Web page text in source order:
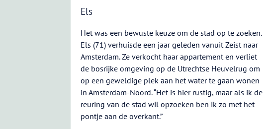
Els
Het was een bewuste keuze om de stad op te zoeken.
Els (71) verhuisde een jaar geleden vanuit Zeist naar
Amsterdam. Ze verkocht haar appartement en verliet
de bosrijke omgeving op de Utrechtse Heuvelrug om
op een geweldige plek aan het water te gaan wonen
in Amsterdam-Noord. “Het is hier rustig, maar als ik de
reuring van de stad wil opzoeken ben ik zo met het
pontje aan de overkant.”